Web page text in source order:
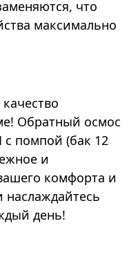
что
максимально
Обратный осмос
с помпой (бак 12
и
комфорта и
наслаждайтесь
день!